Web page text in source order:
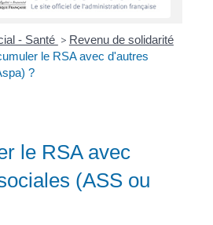
- Santé > Revenu de solidarité
le RSA avec d'autres
?
le RSA avec
(ASS ou